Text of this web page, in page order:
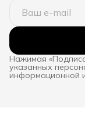
Нажимая
указанных
информационной